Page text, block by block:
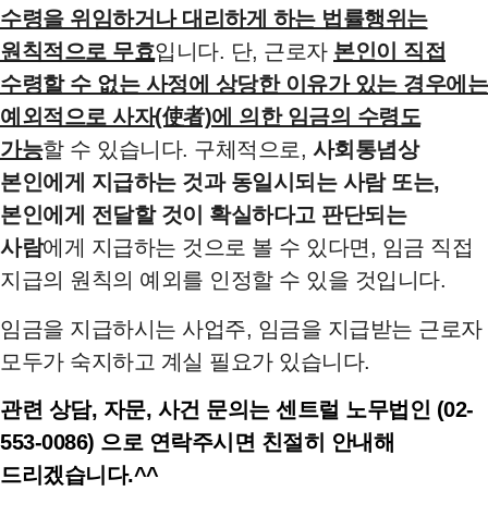
수령을 위임하거나 대리하게 하는 법률행위는
원칙적으로 무효입니다. 단, 근로자 본인이 직접
수령할 수 없는 사정에 상당한 이유가 있는 경우에는
예외적으로 사자(使者)에 의한 임금의 수령도
가능할 수 있습니다. 구체적으로, 사회통념상
본인에게 지급하는 것과 동일시되는 사람 또는,
본인에게 전달할 것이 확실하다고 판단되는
사람에게 지급하는 것으로 볼 수 있다면, 임금 직접
지급의 원칙의 예외를 인정할 수 있을 것입니다.
임금을 지급하시는 사업주, 임금을 지급받는 근로자
모두가 숙지하고 계실 필요가 있습니다.
관련 상담, 자문, 사건 문의는 센트럴 노무법인 (02-
553-0086) 으로 연락주시면 친절히 안내해
드리겠습니다.^^